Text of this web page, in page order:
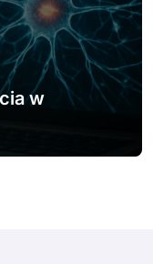
fizyki?